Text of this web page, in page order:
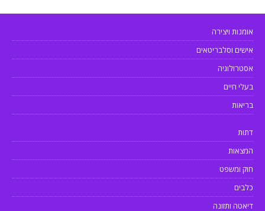
אומנות ויצירה
אישים וסלבריטאים
אסטרולוגיה
בעלי חיים
בריאות
דתות
המצאות
חוק ומשפט
כלבים
דיאטה ותזונה